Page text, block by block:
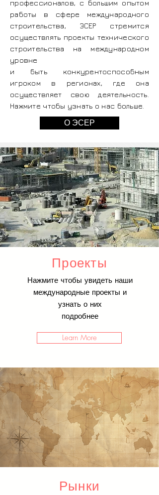
профессионалов, с большим опытом
работы в сфере международного
строительства, ЭСЕР стремится
осуществлять проекты технического
строительства на международном
уровне
и быть конкурентоспособным
игроком в регионах, где она
осуществляет свою деятельность.
Нажмите чтобы узнать о нас больше.
О ЭСЕР
Проекты
Нажмите чтобы увидеть наши
международные проекты и
узнать о них
подробнее
Learn More
Рынки